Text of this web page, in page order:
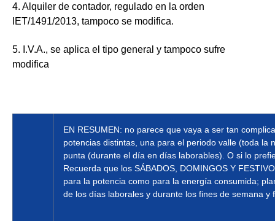
4. Alquiler de contador, regulado en la orden
IET/1491/2013, tampoco se modifica.
5. I.V.A., se aplica el tipo general y tampoco sufre
modifica
EN RESUMEN: no parece que vaya a ser tan
potencias distintas, una para el periodo valle (toda
punta (durante el día en días laborables). O si lo
Recuerda que los SÁBADOS, DOMINGOS Y
para la potencia como para la energía consumida;
de los días laborales y durante los fines de semana y